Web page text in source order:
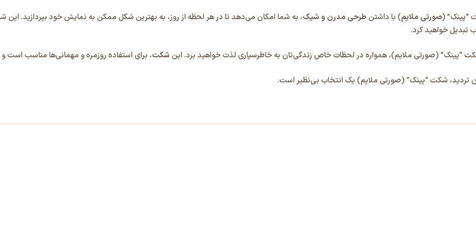
“پینک” (صورتی ملایم) با داشتن طرحی مدرن و شیک، به شما امکان می‌دهد تا در هر لحظه از روز، به بهترین شکل ممکن به نمایش خود بپردازید.
تبدیل خواهید کرد.
“پینک” (صورتی ملایم)، همواره در لحظات خاص زندگی‌تان به خاطر‌سپاری لذت خواهید برد. این شکت، برای استفاده روزمره و مهمانی‌ها مناسب
تردید، شکت “پینک” (صورتی ملایم) یک انتخاب بی‌نظیر است.